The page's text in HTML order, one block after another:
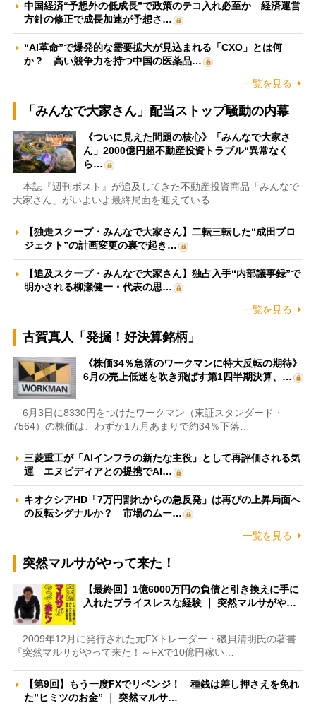
中国経済“予想外の低成長”で政策のテコ入れ必至か 経済運営
方針の修正で成長加速が予想さ…
“AI革命”で爆発的な需要拡大が見込まれる「CXO」とは何
か？ 高い競争力を持つ中国の医薬品…
一覧を見る
「みんなで大家さん」配当ストップ騒動の内幕
《ついに見えた問題の核心》「みんなで大家さ
ん」2000億円超不動産投資トラブル“異常なく
ら…
本誌『週刊ポスト』が追及してきた不動産投資商品「みんなで
大家さん」がいよいよ最終局面を迎えている…
【独走スクープ・みんなで大家さん】二転三転した“成田プロ
ジェクト”の計画変更の裏で起き…
【追及スクープ・みんなで大家さん】独占入手“内部議事録”で
明かされる柳瀬健一・代表の思…
一覧を見る
古賀真人「発掘！好決算銘柄」
《株価34％急落のワークマンに特大反転の期待》
6月の売上低迷を吹き飛ばす第1四半期決算、…
6月3日に8330円をつけたワークマン（東証スタンダード・
7564）の株価は、わずか1カ月あまりで約34％下落…
三菱重工が「AIインフラの新たな主役」として再評価される気
運 エヌビディアとの提携でAI…
キオクシアHD「7万円割れからの急反発」は再びの上昇局面へ
の反転シグナルか？ 市場のムー…
一覧を見る
突然マルサがやって来た！
【最終回】1億6000万円の負債と引き換えに手に
入れたプライスレスな経験 ｜ 突然マルサがや…
2009年12月に発行された元FXトレーダー・磯貝清明氏の著書
『突然マルサがやって来た！～FXで10億円稼い…
【第9回】もう一度FXでリベンジ！ 種銭は差し押さえを免れ
た”ヒミツのお金” ｜ 突然マルサ…